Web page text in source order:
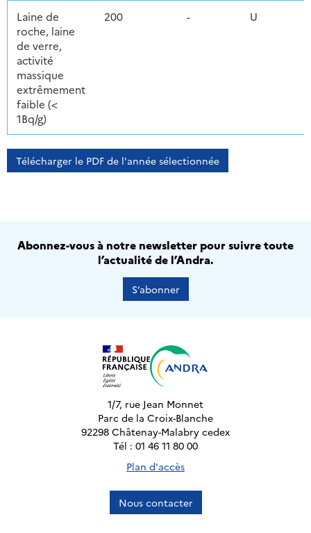
Laine de
roche, laine
de verre,
activité
massique
extrêmement
faible (<
1Bq/g)
200 - U
Télécharger le PDF de l'année sélectionnée
Abonnez-vous à notre newsletter pour suivre toute
l’actualité de l’Andra.
S’abonner
1/7, rue Jean Monnet
Parc de la Croix-Blanche
92298 Châtenay-Malabry cedex
Tél : 01 46 11 80 00
Plan d'accès
Nous contacter